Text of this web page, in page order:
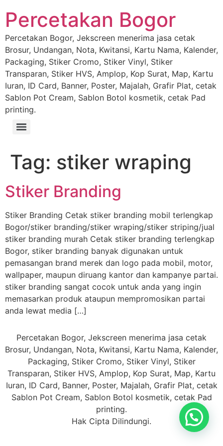
Percetakan Bogor
Percetakan Bogor, Jekscreen menerima jasa cetak
Brosur, Undangan, Nota, Kwitansi, Kartu Nama, Kalender,
Packaging, Stiker Cromo, Stiker Vinyl, Stiker
Transparan, Stiker HVS, Amplop, Kop Surat, Map, Kartu
Iuran, ID Card, Banner, Poster, Majalah, Grafir Plat, cetak
Sablon Pot Cream, Sablon Botol kosmetik, cetak Pad
printing.
Tag: stiker wraping
Stiker Branding
Stiker Branding Cetak stiker branding mobil terlengkap
Bogor/stiker branding/stiker wraping/stiker striping/jual
stiker branding murah Cetak stiker branding terlengkap
Bogor, stiker branding banyak digunakan untuk
pemasangan brand merek dan logo pada mobil, motor,
wallpaper, maupun diruang kantor dan kampanye partai.
stiker branding sangat cocok untuk anda yang ingin
memasarkan produk ataupun mempromosikan partai
anda lewat media […]
Percetakan Bogor, Jekscreen menerima jasa cetak
Brosur, Undangan, Nota, Kwitansi, Kartu Nama, Kalender,
Packaging, Stiker Cromo, Stiker Vinyl, Stiker
Transparan, Stiker HVS, Amplop, Kop Surat, Map, Kartu
Iuran, ID Card, Banner, Poster, Majalah, Grafir Plat, cetak
Sablon Pot Cream, Sablon Botol kosmetik, cetak Pad
printing.
Hak Cipta Dilindungi.